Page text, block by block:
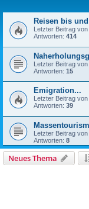
Reisen bis
Letzter Beitrag von
Antworten: 414
Letzter Beitrag von
Antworten: 15
Emigration...
Letzter Beitrag von
Antworten: 39
Letzter Beitrag von
Antworten: 8
Neues Thema